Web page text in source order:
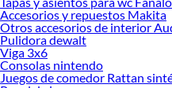
Accesorios y repuestos Makita
Otros accesorios de interior
Pulidora dewalt
Viga 3x6
Consolas nintendo
Juegos de comedor Rattan